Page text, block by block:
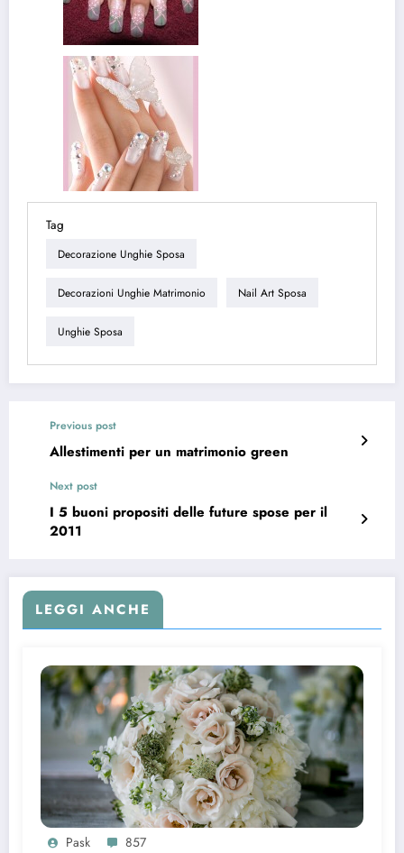
Tag
Decorazione Unghie Sposa
Decorazioni Unghie Matrimonio Nail Art Sposa
Unghie Sposa
Previous post
Allestimenti per un matrimonio green
Next post
I 5 buoni propositi delle future spose per il
2011
LEGGI ANCHE
Pask 857